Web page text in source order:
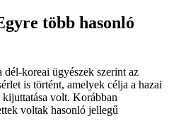
több hasonló
dél-koreai ügyészek szerint az
is történt, amelyek célja a hazai
volt. Korábban
voltak hasonló jellegű